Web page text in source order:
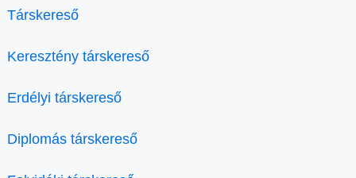
Társkereső
Keresztény társkereső
Erdélyi társkereső
Diplomás társkereső